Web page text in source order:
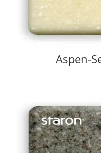
Aspen-